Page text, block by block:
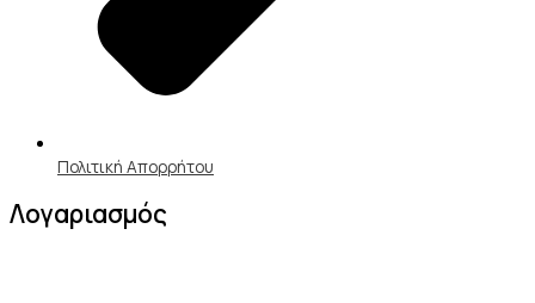
Πολιτική Απορρήτου
Λογαριασμός